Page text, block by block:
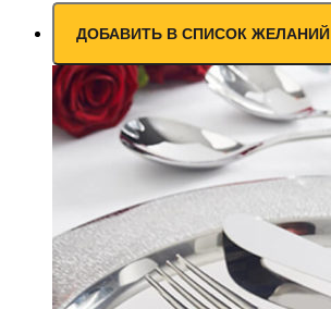
ДОБАВИТЬ В СПИСОК ЖЕЛАНИЙ